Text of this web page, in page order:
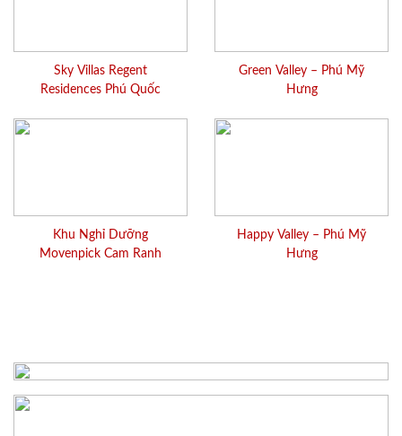
Sky Villas Regent
Residences Phú Quốc
Green Valley – Phú Mỹ
Hưng
Khu Nghỉ Dưỡng
Movenpick Cam Ranh
Happy Valley – Phú Mỹ
Hưng